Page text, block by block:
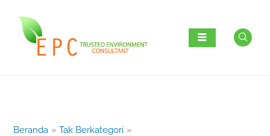
konten
Beranda
Tak Berkategori